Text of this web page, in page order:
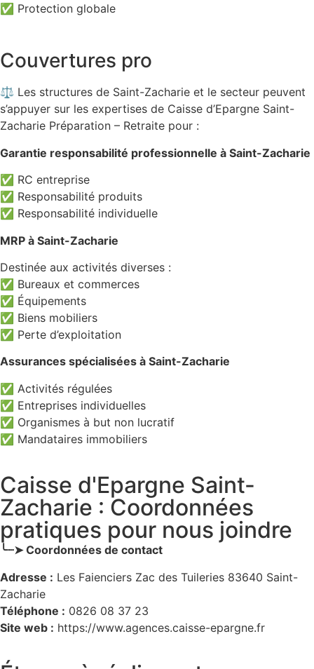
✅ Protection globale
Couvertures pro
⚖️ Les structures de Saint-Zacharie et le secteur peuvent
s’appuyer sur les expertises de Caisse d’Epargne Saint-
Zacharie Préparation – Retraite pour :
Garantie responsabilité professionnelle à Saint-Zacharie
✅ RC entreprise
✅ Responsabilité produits
✅ Responsabilité individuelle
MRP à Saint-Zacharie
Destinée aux activités diverses :
✅ Bureaux et commerces
✅ Équipements
✅ Biens mobiliers
✅ Perte d’exploitation
Assurances spécialisées à Saint-Zacharie
✅ Activités régulées
✅ Entreprises individuelles
✅ Organismes à but non lucratif
✅ Mandataires immobiliers
Caisse d'Epargne Saint-
Zacharie : Coordonnées
pratiques pour nous joindre
╰┈➤ Coordonnées de contact
Adresse : Les Faienciers Zac des Tuileries 83640 Saint-
Zacharie
Téléphone : 0826 08 37 23
Site web : https://www.agences.caisse-epargne.fr